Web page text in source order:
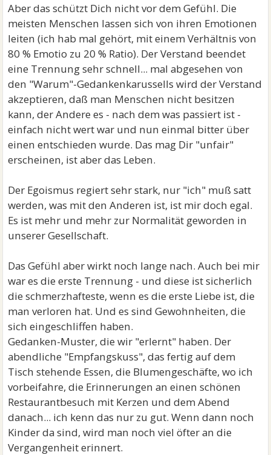
Aber das schützt Dich nicht vor dem Gefühl. Die
meisten Menschen lassen sich von ihren Emotionen
leiten (ich hab mal gehört, mit einem Verhältnis von
80 % Emotio zu 20 % Ratio). Der Verstand beendet
eine Trennung sehr schnell... mal abgesehen von
den "Warum"-Gedankenkarussells wird der Verstand
akzeptieren, daß man Menschen nicht besitzen
kann, der Andere es - nach dem was passiert ist -
einfach nicht wert war und nun einmal bitter über
einen entschieden wurde. Das mag Dir "unfair"
erscheinen, ist aber das Leben.
Der Egoismus regiert sehr stark, nur "ich" muß satt
werden, was mit den Anderen ist, ist mir doch egal.
Es ist mehr und mehr zur Normalität geworden in
unserer Gesellschaft.
Das Gefühl aber wirkt noch lange nach. Auch bei mir
war es die erste Trennung - und diese ist sicherlich
die schmerzhafteste, wenn es die erste Liebe ist, die
man verloren hat. Und es sind Gewohnheiten, die
sich eingeschliffen haben.
Gedanken-Muster, die wir "erlernt" haben. Der
abendliche "Empfangskuss", das fertig auf dem
Tisch stehende Essen, die Blumengeschäfte, wo ich
vorbeifahre, die Erinnerungen an einen schönen
Restaurantbesuch mit Kerzen und dem Abend
danach... ich kenn das nur zu gut. Wenn dann noch
Kinder da sind, wird man noch viel öfter an die
Vergangenheit erinnert.